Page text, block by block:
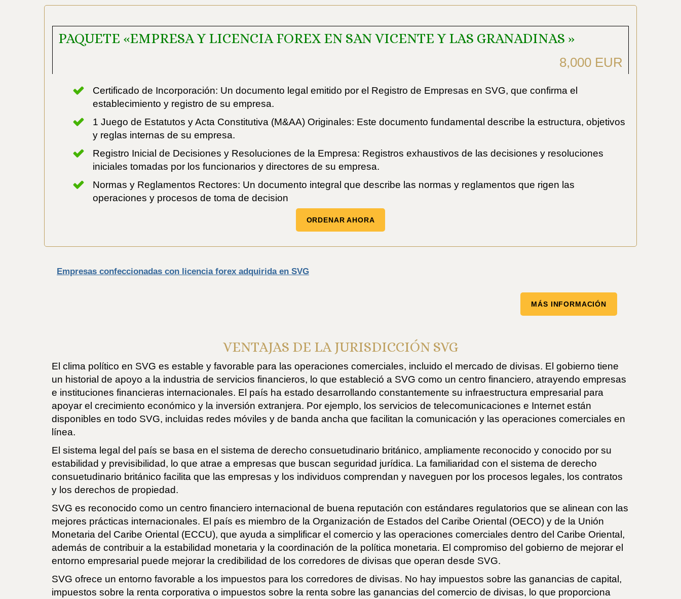
PAQUETE «EMPRESA Y LICENCIA FOREX EN SAN VICENTE Y LAS GRANADINAS »
8,000 EUR
Certificado de Incorporación: Un documento legal emitido por el Registro de Empresas en SVG, que confirma el
establecimiento y registro de su empresa.
1 Juego de Estatutos y Acta Constitutiva (M&AA) Originales: Este documento fundamental describe la estructura, objetivos
y reglas internas de su empresa.
Registro Inicial de Decisiones y Resoluciones de la Empresa: Registros exhaustivos de las decisiones y resoluciones
iniciales tomadas por los funcionarios y directores de su empresa.
Normas y Reglamentos Rectores: Un documento integral que describe las normas y reglamentos que rigen las
operaciones y procesos de toma de decision
ORDENAR AHORA
Empresas confeccionadas con licencia forex adquirida en SVG
MÁS INFORMACIÓN
VENTAJAS DE LA JURISDICCIÓN SVG
El clima político en SVG es estable y favorable para las operaciones comerciales, incluido el mercado de divisas. El gobierno tiene
un historial de apoyo a la industria de servicios financieros, lo que estableció a SVG como un centro financiero, atrayendo empresas
e instituciones financieras internacionales. El país ha estado desarrollando constantemente su infraestructura empresarial para
apoyar el crecimiento económico y la inversión extranjera. Por ejemplo, los servicios de telecomunicaciones e Internet están
disponibles en todo SVG, incluidas redes móviles y de banda ancha que facilitan la comunicación y las operaciones comerciales en
línea.
El sistema legal del país se basa en el sistema de derecho consuetudinario británico, ampliamente reconocido y conocido por su
estabilidad y previsibilidad, lo que atrae a empresas que buscan seguridad jurídica. La familiaridad con el sistema de derecho
consuetudinario británico facilita que las empresas y los individuos comprendan y naveguen por los procesos legales, los contratos
y los derechos de propiedad.
SVG es reconocido como un centro financiero internacional de buena reputación con estándares regulatorios que se alinean con las
mejores prácticas internacionales. El país es miembro de la Organización de Estados del Caribe Oriental (OECO) y de la Unión
Monetaria del Caribe Oriental (ECCU), que ayuda a simplificar el comercio y las operaciones comerciales dentro del Caribe Oriental,
además de contribuir a la estabilidad monetaria y la coordinación de la política monetaria. El compromiso del gobierno de mejorar el
entorno empresarial puede mejorar la credibilidad de los corredores de divisas que operan desde SVG.
SVG ofrece un entorno favorable a los impuestos para los corredores de divisas. No hay impuestos sobre las ganancias de capital,
impuestos sobre la renta corporativa o impuestos sobre la renta sobre las ganancias del comercio de divisas, lo que proporciona